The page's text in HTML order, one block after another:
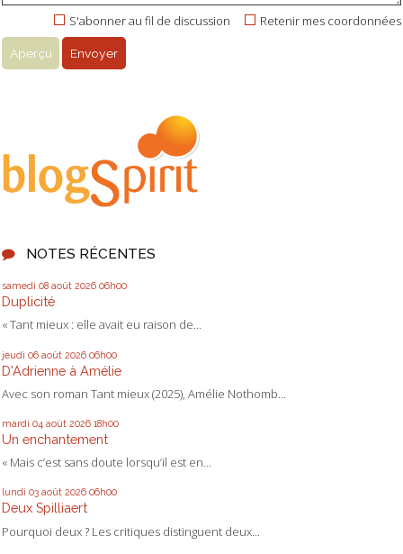
NOTES RÉCENTES
samedi 08 août 2026 06h00
Duplicité
« Tant mieux : elle avait eu raison de...
jeudi 06 août 2026 06h00
D'Adrienne à Amélie
Avec son roman Tant mieux (2025), Amélie Nothomb...
mardi 04 août 2026 18h00
Un enchantement
« Mais c’est sans doute lorsqu’il est en...
lundi 03 août 2026 06h00
Deux Spilliaert
Pourquoi deux ? Les critiques distinguent deux...
Retenir mes coordonnées
S'abonner au fil de discussion